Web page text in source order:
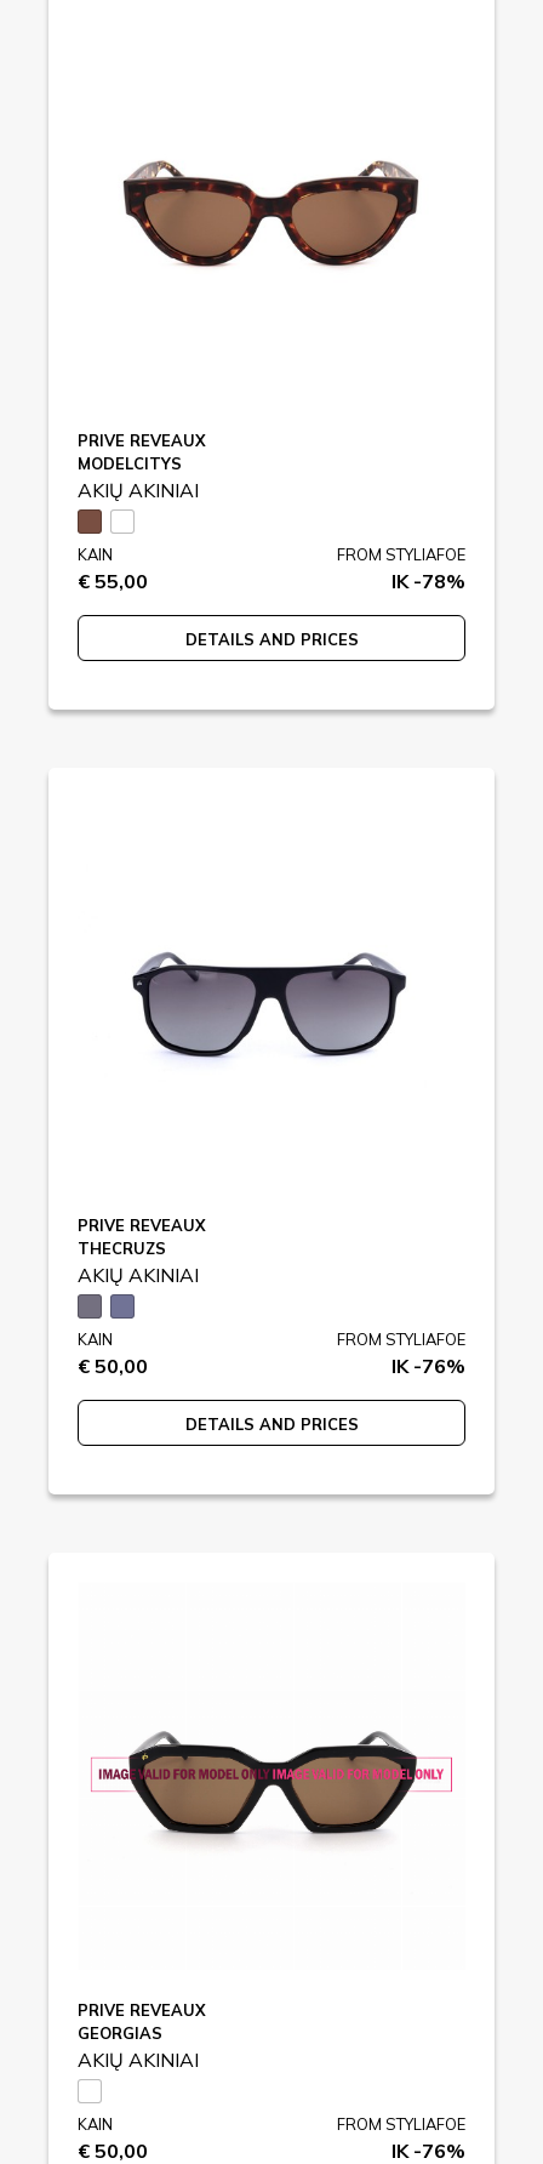
PRIVE REVEAUX
MODELCITYS
AKIŲ AKINIAI
KAIN
€ 55,00
FROM STYLIAFOE
IK -78%
DETAILS AND PRICES
PRIVE REVEAUX
THECRUZS
AKIŲ AKINIAI
KAIN
€ 50,00
FROM STYLIAFOE
IK -76%
DETAILS AND PRICES
PRIVE REVEAUX
GEORGIAS
AKIŲ AKINIAI
KAIN
€ 50,00
FROM STYLIAFOE
IK -76%